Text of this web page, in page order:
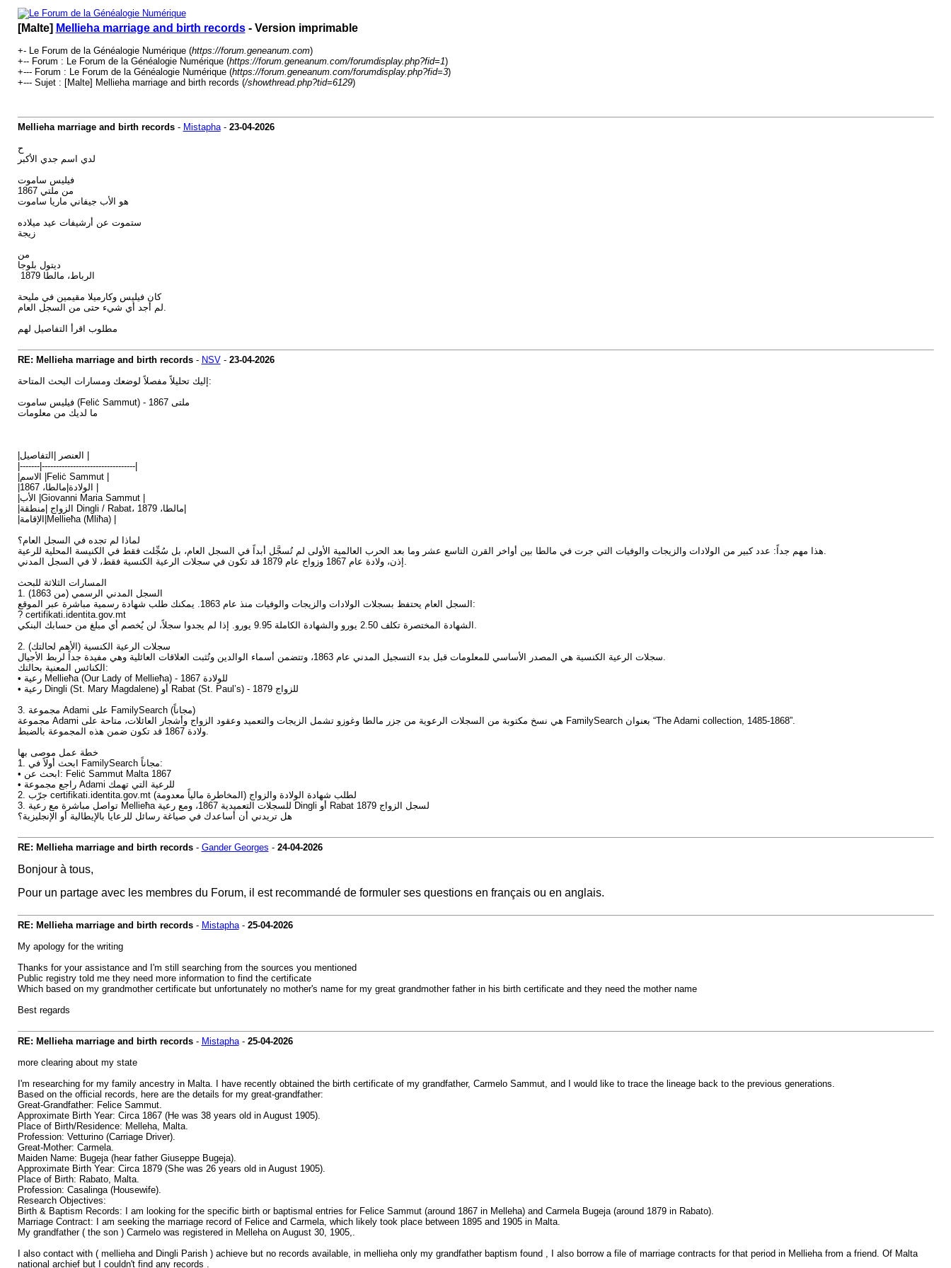
[Malte] Mellieha marriage and birth records- Version imprimable
+- Le Forum de la Généalogie Numérique (https://forum.geneanum.com)
+-- Forum : Le Forum de la Généalogie Numérique (https://forum.geneanum.com/forumdisplay.php?fid=1)
+--- Forum : Le Forum de la Généalogie Numérique (https://forum.geneanum.com/forumdisplay.php?fid=3)
+--- Sujet : [Malte] Mellieha marriage and birth records (/showthread.php?tid=6129)
Mellieha marriage and birth records- Mistapha- 23-04-2026
ح
فيليس ساموت
من ملتي 1867
زيجة
الرباط، مالطا 1879
كان فيليس وكارميلا مقيمين في مليحة
لم أجد أي شيء حتى من السجل العام.
مطلوب اقرأ التفاصيل لهم
RE: Mellieha marriage and birth records- NSV- 23-04-2026
إليك تحليلاً مفصلاً لوضعك ومسارات البحث المتاحة:
فيليس ساموت (Feliċ Sammut) - ملتى 1867
ما لديك من معلومات
|-------|---------------------------------|
|الاسم |Feliċ Sammut |
|الأب |Giovanni Maria Sammut |
|الإقامة|Mellieħa (Mliħa) |
لماذا لم تجده في السجل العام؟
هذا مهم جداً: عدد كبير من الولادات والزيجات والوفيات التي جرت في مالطا بين أواخر القرن التاسع عشر وما بعد الحرب العالمية الأولى لم تُسجَّل أبداً في السجل العام، بل سُجِّلت فقط في الكنيسة المحلية للرعية.
إذن، ولادة عام 1867 وزواج عام 1879 قد تكون في سجلات الرعية الكنسية فقط، لا في السجل المدني.
المسارات الثلاثة للبحث
1. السجل المدني الرسمي (من 1863)
السجل العام يحتفظ بسجلات الولادات والزيجات والوفيات منذ عام 1863. يمكنك طلب شهادة رسمية مباشرة عبر الموقع:
? certifikati.identita.gov.mt
الشهادة المختصرة تكلف 2.50 يورو والشهادة الكاملة 9.95 يورو. إذا لم يجدوا سجلاً، لن يُخصم أي مبلغ من حسابك البنكي.
2. سجلات الرعية الكنسية (الأهم لحالتك)
سجلات الرعية الكنسية هي المصدر الأساسي للمعلومات قبل بدء التسجيل المدني عام 1863، وتتضمن أسماء الوالدين وتُثبت العلاقات العائلية وهي مفيدة جداً لربط الأجيال.
الكنائس المعنية بحالتك:
• رعية Mellieħa (Our Lady of Mellieħa) - للولادة 1867
• رعية Dingli (St. Mary Magdalene) أو Rabat (St. Paul’s) - للزواج 1879
3. مجموعة Adami على FamilySearch (مجاناً)
مجموعة Adami هي نسخ مكتوبة من السجلات الرعوية من جزر مالطا وغوزو تشمل الزيجات والتعميد وعقود الزواج وأشجار العائلات، متاحة على FamilySearch بعنوان “The Adami collection, 1485-1868”.
ولادة 1867 قد تكون ضمن هذه المجموعة بالضبط.
خطة عمل موصى بها
1. ابحث أولاً في FamilySearch مجاناً:
• ابحث عن: Feliċ Sammut Malta 1867
• راجع مجموعة Adami للرعية التي تهمك
2. جرّب certifikati.identita.gov.mt لطلب شهادة الولادة والزواج (المخاطرة مالياً معدومة)
3. تواصل مباشرة مع رعية Mellieħa للسجلات التعميدية 1867، ومع رعية Dingli أو Rabat لسجل الزواج 1879
هل تريدني أن أساعدك في صياغة رسائل للرعايا بالإيطالية أو الإنجليزية؟
RE: Mellieha marriage and birth records- Gander Georges - 24-04-2026
Bonjour à tous,
Pour un partage avec les membres du Forum, il est recommandé de formuler ses questions en français ou en anglais.
RE: Mellieha marriage and birth records- Mistapha- 25-04-2026
My apology for the writing
Thanks for your assistance and I'm still searching from the sources you mentioned
Public registry told me they need more information to find the certificate
Which based on my grandmother certificate but unfortunately no mother's name for my great grandmother father in his birth certificate and they need the mother name
Best regards
RE: Mellieha marriage and birth records- Mistapha- 25-04-2026
more clearing about my state
I'm researching for my family ancestry in Malta. I have recently obtained the birth certificate of my grandfather, Carmelo Sammut, and I would like to trace the lineage back to the previous generations.
Based on the official records, here are the details for my great-grandfather:
Great-Grandfather: Felice Sammut.
Approximate Birth Year: Circa 1867 (He was 38 years old in August 1905).
Place of Birth/Residence: Melleha, Malta.
Profession: Vetturino (Carriage Driver).
Great-Mother: Carmela.
Maiden Name: Bugeja (hear father Giuseppe Bugeja).
Approximate Birth Year: Circa 1879 (She was 26 years old in August 1905).
Place of Birth: Rabato, Malta.
Profession: Casalinga (Housewife).
Research Objectives:
Birth & Baptism Records: I am looking for the specific birth or baptismal entries for Felice Sammut (around 1867 in Melleha) and Carmela Bugeja (around 1879 in Rabato).
Marriage Contract: I am seeking the marriage record of Felice and Carmela, which likely took place between 1895 and 1905 in Malta.
My grandfather ( the son ) Carmelo was registered in Melleha on August 30, 1905,.
I also contact with ( mellieha and Dingli Parish ) achieve but no records available, in mellieha only my grandfather baptism found , I also borrow a file of marriage contracts for that period in Mellieha from a friend. Of Malta
national archief but I couldn't find any records .